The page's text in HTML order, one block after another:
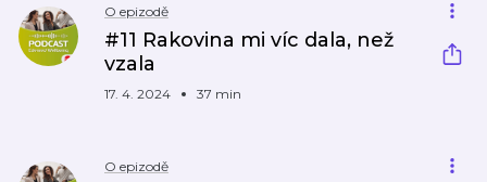
O epizodě
#11 Rakovina mi víc dala, než
vzala
17. 4. 2024 37 min
O epizodě